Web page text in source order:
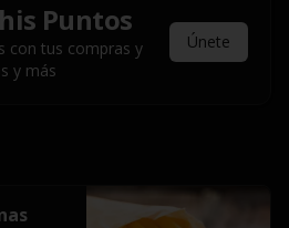
Puntos
con tus compras y
y más
Únete